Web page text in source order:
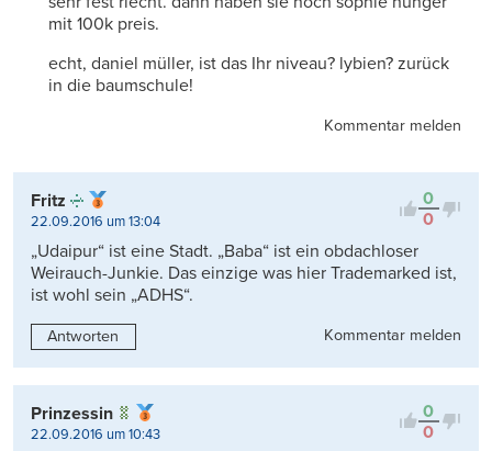
mit 100k preis.
echt, daniel müller, ist das Ihr niveau? lybien? zurück
in die baumschule!
Kommentar melden
0
0
Fritz
22.09.2016 um 13:04
„Udaipur“ ist eine Stadt. „Baba“ ist ein obdachloser
Weirauch-Junkie. Das einzige was hier Trademarked ist,
ist wohl sein „ADHS“.
Antworten Kommentar melden
0
0
Prinzessin
22.09.2016 um 10:43